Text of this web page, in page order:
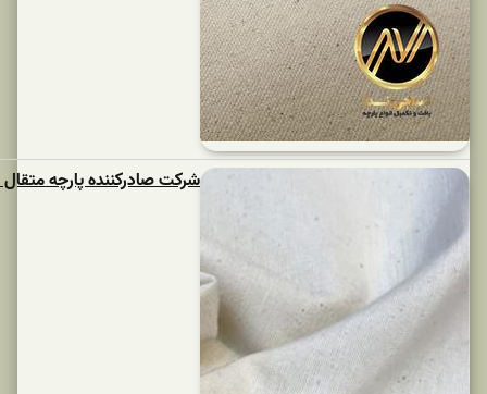
شرکت صادرکننده پارچه متقال متری